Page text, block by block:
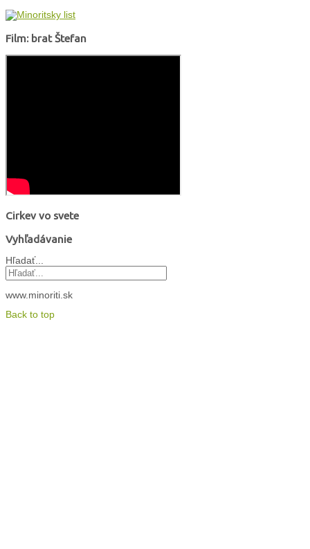
Film: brat Štefan
Cirkev vo svete
Vyhľadávanie
Hľadať...
www.minoriti.sk
Back to top